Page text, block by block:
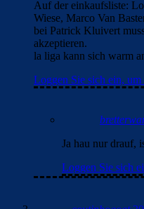
Auf der einkaufsliste:
Wiese, Marco Van
bei Patrick Kluivert
akzeptieren.
la liga kann sich warm
Loggen Sie sich ein,
Ja hau nur drauf,
Loggen Sie sich